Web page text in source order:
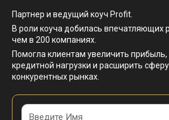
Партнер и ведущий коуч Profit.
В роли коуча добилась впечатляющих
чем в 200 компаниях.
Помогла клиентам увеличить прибыль,
кредитной нагрузки и расширить
конкурентных рынках.